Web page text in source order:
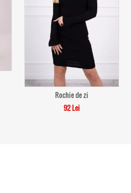
Rochie de zi
92 Lei